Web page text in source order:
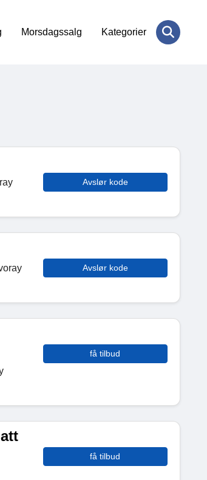
Morsdagssalg Kategorier
Avslør kode
Avslør kode
få tilbud
få tilbud